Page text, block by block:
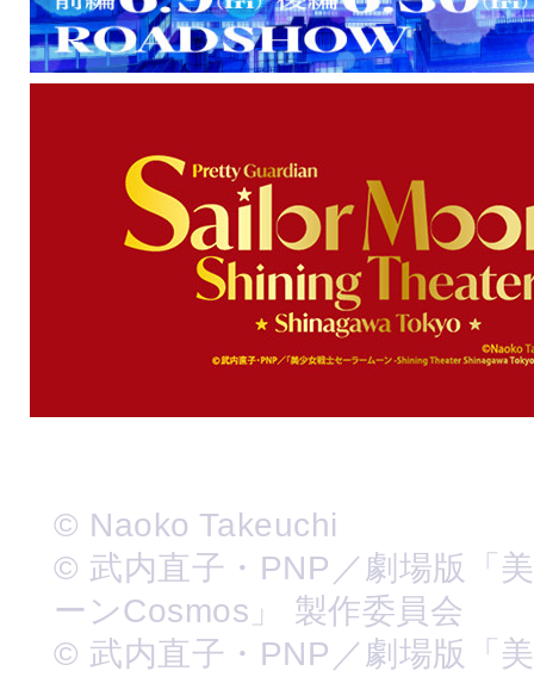
© Naoko Takeuchi
© 武内直子・PNP／劇場版「
ーンCosmos」 製作委員会
© 武内直子・PNP／劇場版「